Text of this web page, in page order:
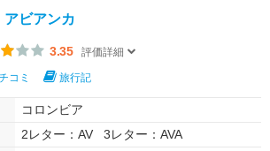
アビアンカ
3.35 評価詳細
コミ 旅行記
コロンビア
2レター：AV 3レター：AVA